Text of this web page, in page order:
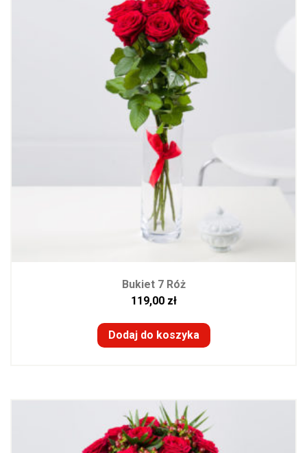
Bukiet 7 Róż
119,00 zł
Dodaj do koszyka